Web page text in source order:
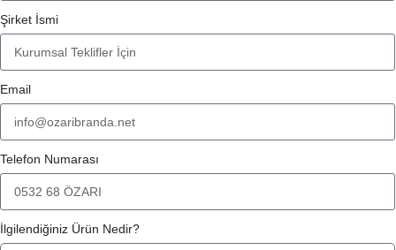
Şirket İsmi
Email
Telefon Numarası
İlgilendiğiniz Ürün Nedir?